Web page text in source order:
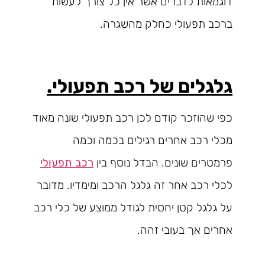
ברכב תפעולי כחלק מהשגרה.
גלגלים של רכב תפעולי.
כפי שהוזכר קודם לכן רכב תפעולי שונה מאוד
מכלי רכב אחרים רגילים בכמה וכמה
פרמטרים שונים. הבדל נוסף בין רכב תפעולי
לכלי רכב אחר זה גלגל הרכב ומימדיו. מדובר
על גלגל קטן יחסית לגודל ממוצע של כלי רכב
אחרים אך בעובי זהה.